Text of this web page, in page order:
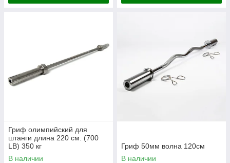
Гриф олимпийский для
штанги длина 220 см. (700
LB) 350 кг
В наличии
Гриф 50мм волна 120см
В наличии